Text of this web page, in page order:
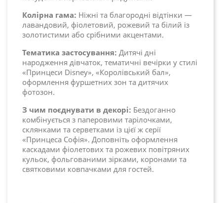
Колірна гама: Ніжні та благородні відтінки —
лавандовий, фіолетовий, рожевий та білий із
золотистими або срібними акцентами.
Тематика застосування: Дитячі дні
народження дівчаток, тематичні вечірки у стилі
«Принцеси Disney», «Королівський бал»,
оформлення фуршетних зон та дитячих
фотозон.
З чим поєднувати в декорі: Бездоганно
комбінується з паперовими тарілочками,
склянками та серветками із цієї ж серії
«Принцеса Софія». Доповніть оформлення
каскадами фіолетових та рожевих повітряних
кульок, фольгованими зірками, коронами та
святковими ковпачками для гостей.